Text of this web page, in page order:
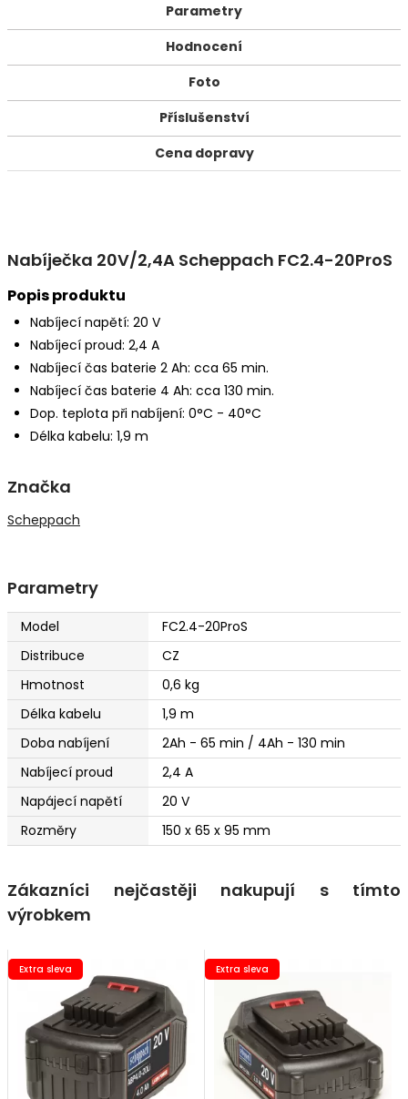
Parametry
Hodnocení
Foto
Příslušenství
Cena dopravy
Nabíječka 20V/2,4A Scheppach FC2.4-20ProS
Popis produktu
Nabíjecí napětí: 20 V
Nabíjecí proud: 2,4 A
Nabíjecí čas baterie 2 Ah: cca 65 min.
Nabíjecí čas baterie 4 Ah: cca 130 min.
Dop. teplota při nabíjení: 0°C - 40°C
Délka kabelu: 1,9 m
Značka
Scheppach
Parametry
Model
FC2.4-20ProS
Distribuce
CZ
Hmotnost
0,6 kg
Délka kabelu
1,9 m
Doba nabíjení
2Ah - 65 min / 4Ah - 130 min
Nabíjecí proud
2,4 A
Napájecí napětí
20 V
Rozměry
150 x 65 x 95 mm
Zákazníci nejčastěji nakupují s tímto
výrobkem
Extra sleva Extra sleva